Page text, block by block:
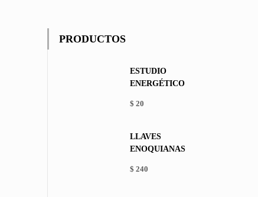
PRODUCTOS
ESTUDIO
ENERGÉTICO
$ 20
LLAVES
ENOQUIANAS
$ 240